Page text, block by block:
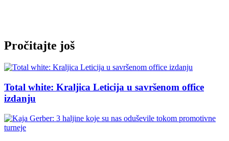
Pročitajte još
Total white: Kraljica Leticija u savršenom office
izdanju